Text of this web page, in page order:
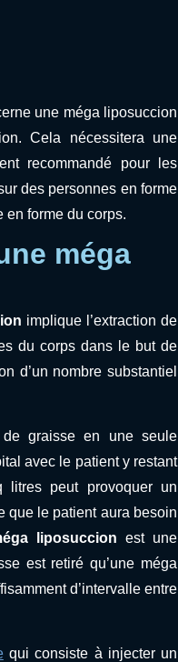
une méga liposuccion
Cela nécessitera une
recommandé pour les
des personnes en forme
en forme du corps.
méga
implique l’extraction de
du corps dans le but de
d’un nombre substantiel
graisse en une seule
avec le patient y restant
peut provoquer un
que le patient aura besoin
liposuccion est une
est retiré qu’une méga
d’intervalle entre
qui consiste à injecter un